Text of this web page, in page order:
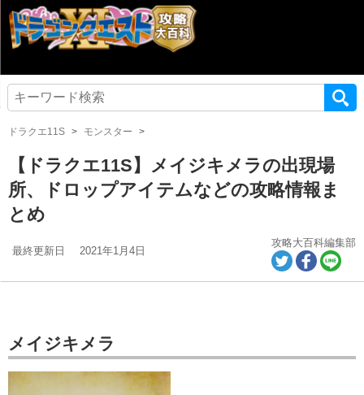
ドラクエ11S モンスター
【ドラクエ11S】メイジキメラの出現場
所、ドロップアイテムなどの攻略情報ま
とめ
最終更新日 2021年1月4日
攻略大百科編集部
メイジキメラ